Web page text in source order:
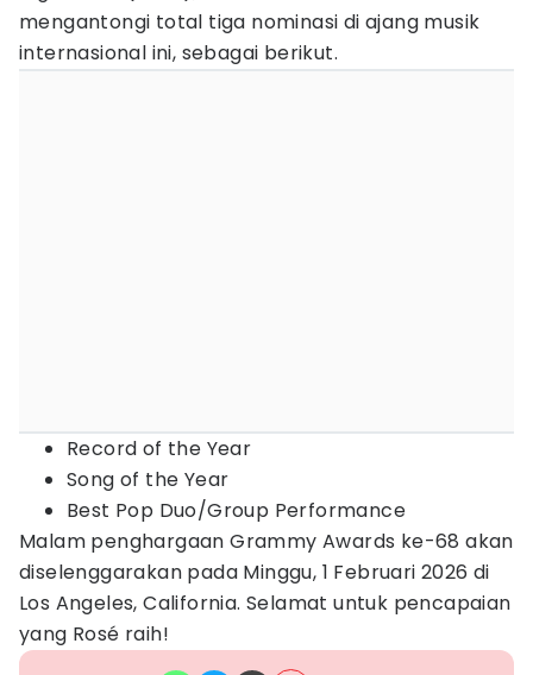
mengantongi total tiga nominasi di ajang musik
internasional ini, sebagai berikut.
Record of the Year
Song of the Year
Best Pop Duo/Group Performance
Malam penghargaan Grammy Awards ke-68 akan
diselenggarakan pada Minggu, 1 Februari 2026 di
Los Angeles, California. Selamat untuk pencapaian
yang Rosé raih!